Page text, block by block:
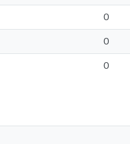
0
0
0